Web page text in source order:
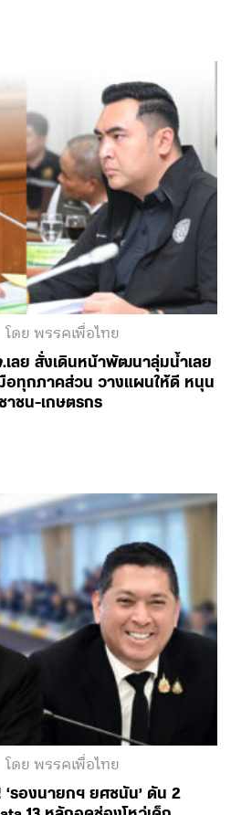
โดย พรรคเพื่อไทย
.เลย สั่งเดินหน้าพัฒนาลุ่มน้ำเลย
ทุกภาคส่วน วางแผนให้ดี หนุน
าชน-เกษตรกร
โดย พรรคเพื่อไทย
รองนายกฯ ยศชนัน’ ดัน 2